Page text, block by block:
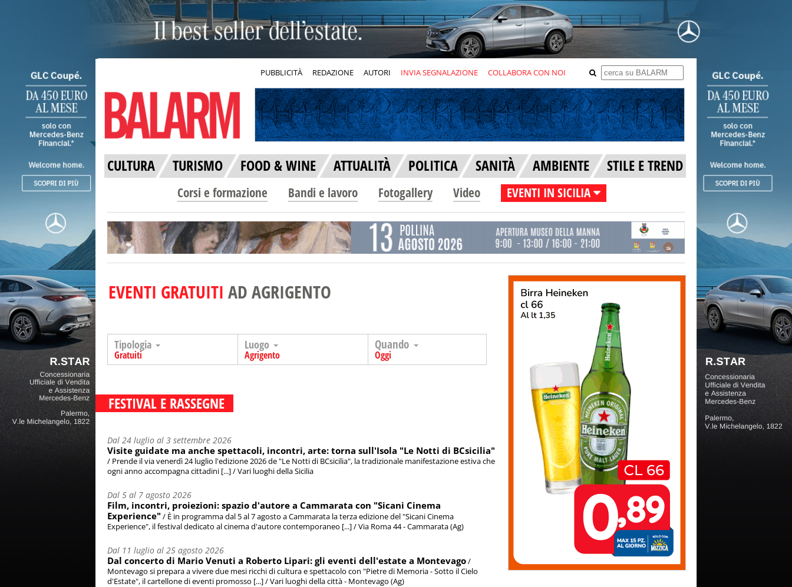
PUBBLICITÀ REDAZIONE AUTORI INVIA SEGNALAZIONE COLLABORA CON NOI
CULTURA TURISMO FOOD & WINE ATTUALITÀ POLITICA SANITÀ AMBIENTE STILE E TREND
Corsi e formazione Bandi e lavoro Fotogallery Video EVENTI IN SICILIA
EVENTI GRATUITI AD AGRIGENTO
Tipologia
Gratuiti
Luogo
Agrigento
Quando
Oggi
FESTIVAL E RASSEGNE
Dal 24 luglio al 3 settembre 2026
Visite guidate ma anche spettacoli, incontri, arte: torna sull'Isola "Le Notti di BCsicilia"
/ Prende il via venerdì 24 luglio l'edizione 2026 de "Le Notti di BCsicilia", la tradizionale manifestazione estiva che
ogni anno accompagna cittadini [...] / Vari luoghi della Sicilia
Dal 5 al 7 agosto 2026
Film, incontri, proiezioni: spazio d'autore a Cammarata con "Sicani Cinema
Experience" / È in programma dal 5 al 7 agosto a Cammarata la terza edizione del "Sicani Cinema
Experience", il festival dedicato al cinema d'autore contemporaneo [...] / Via Roma 44 - Cammarata (Ag)
Dal 11 luglio al 25 agosto 2026
Dal concerto di Mario Venuti a Roberto Lipari: gli eventi dell'estate a Montevago/
Montevago si prepara a vivere due mesi ricchi di cultura e spettacolo con "Pietre di Memoria - Sotto il Cielo
d'Estate", il cartellone di eventi promosso [...] / Vari luoghi della città - Montevago (Ag)